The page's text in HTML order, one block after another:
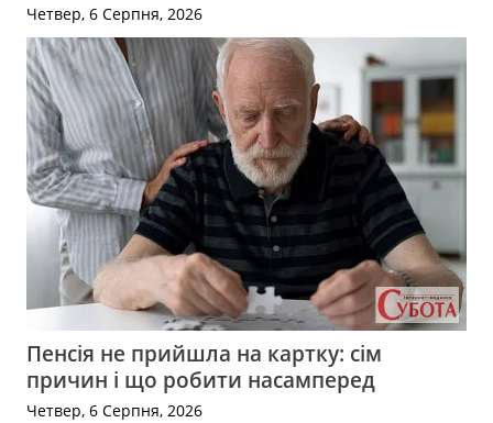
Четвер, 6 Серпня, 2026
Пенсія не прийшла на картку: сім
причин і що робити насамперед
Четвер, 6 Серпня, 2026